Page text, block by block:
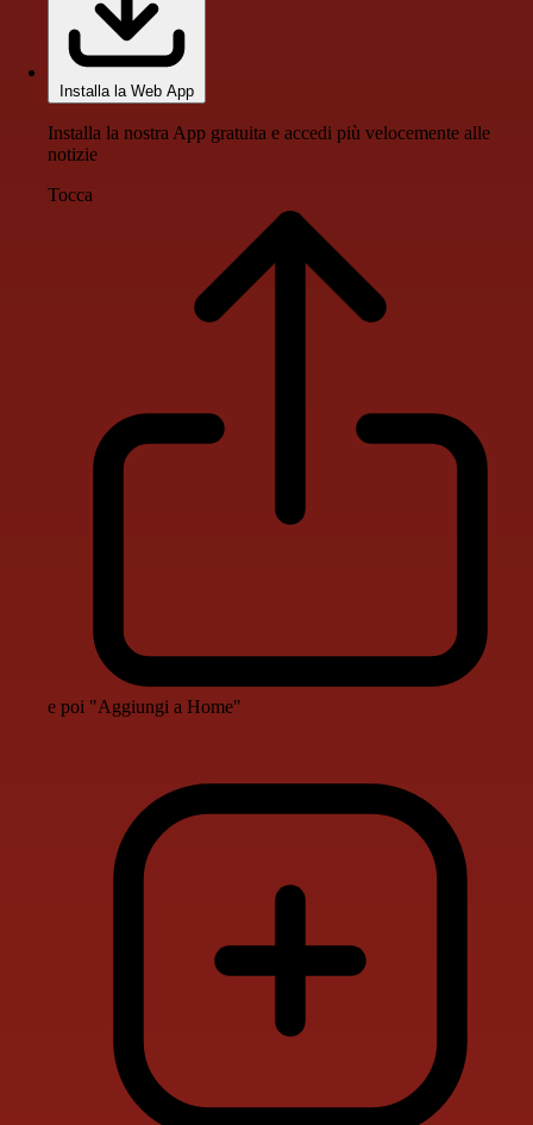
Installa la Web App
Installa la nostra App gratuita e accedi più velocemente alle
notizie
Tocca
e poi "Aggiungi a Home"